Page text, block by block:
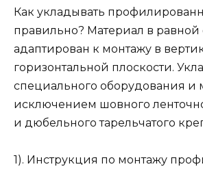
Как укладывать
правильно? Материал в равной
адаптирован к монтажу в
горизонтальной плоскости.
специального оборудования и
исключением шовного
и дюбельного тарельчатого
1). Инструкция по монтажу